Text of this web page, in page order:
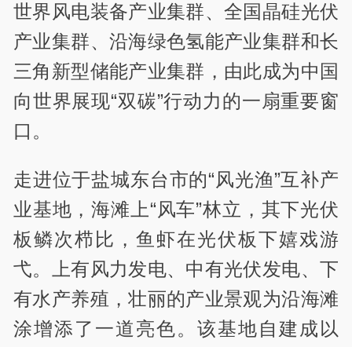
世界风电装备产业集群、全国晶硅光伏
产业集群、沿海绿色氢能产业集群和长
三角新型储能产业集群，由此成为中国
向世界展现“双碳”行动力的一扇重要窗
口。
走进位于盐城东台市的“风光渔”互补产
业基地，海滩上“风车”林立，其下光伏
板鳞次栉比，鱼虾在光伏板下嬉戏游
弋。上有风力发电、中有光伏发电、下
有水产养殖，壮丽的产业景观为沿海滩
涂增添了一道亮色。该基地自建成以